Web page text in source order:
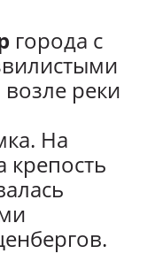
города с
реки
На
крепость